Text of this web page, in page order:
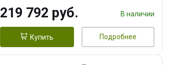
256bit 3xDP HD/ 512 ГБ SSD)
219 792 руб. В наличии
Купить Подробнее